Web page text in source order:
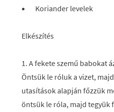
Koriander levelek
Elkészítés
1. A fekete szemű babokat
Öntsük le róluk a vizet,
utasítások alapján főzzük
öntsük le róla, majd tegyük